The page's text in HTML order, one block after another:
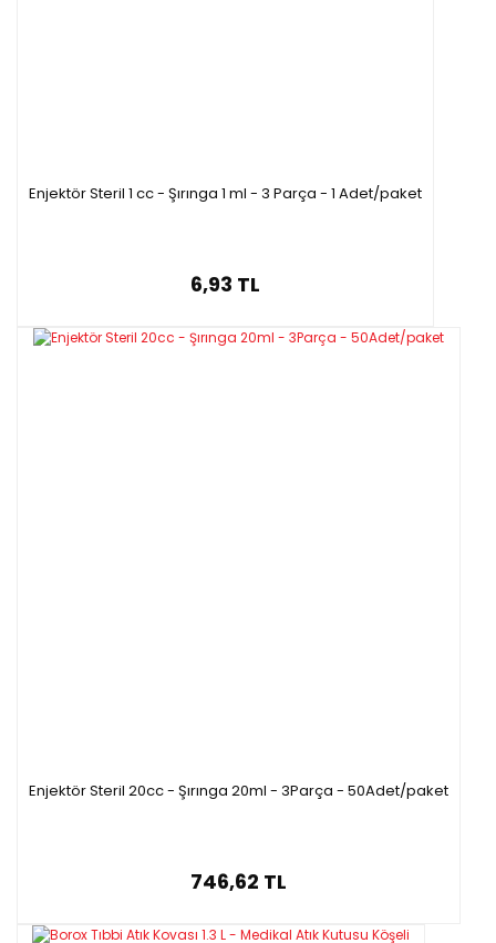
Enjektör Steril 1 cc - Şırınga 1 ml - 3 Parça - 1 Adet/paket
6,93 TL
Enjektör Steril 20cc - Şırınga 20ml - 3Parça - 50Adet/paket
746,62 TL